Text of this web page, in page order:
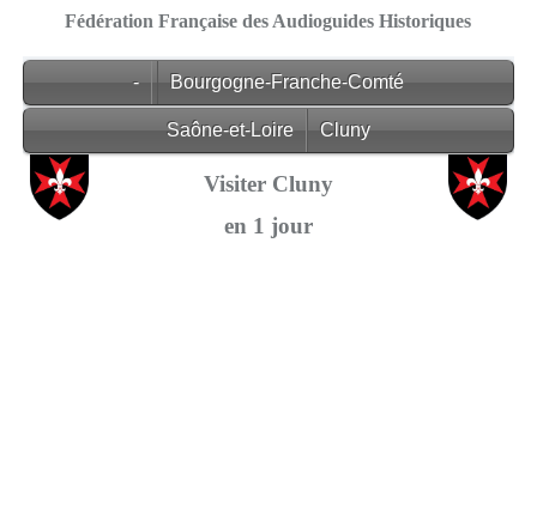
Fédération Française des Audioguides Historiques
- Bourgogne-Franche-Comté
Saône-et-Loire Cluny
Visiter Cluny
en 1 jour